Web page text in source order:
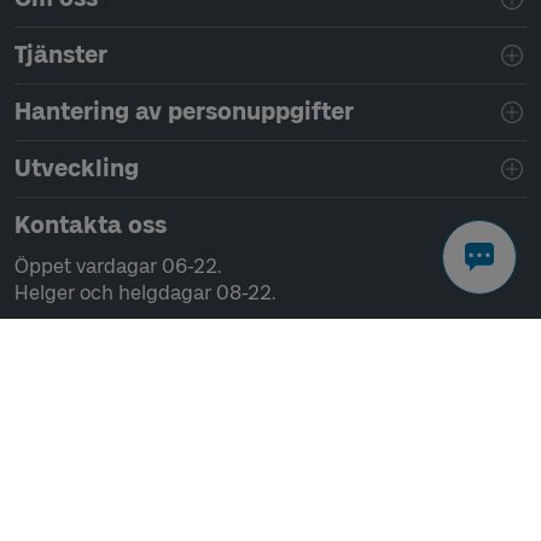
Tjänster
Hantering av personuppgifter
Utveckling
Kontakta oss
Öppet vardagar 06-22.
Helger och helgdagar 08-22.